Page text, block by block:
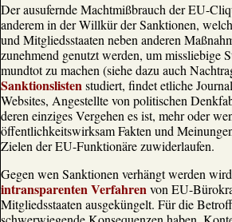
Der ausufernde Machtmißbrauch der EU-
anderem in der Willkür der Sanktionen,
und Mitgliedsstaaten neben anderen
zunehmend genutzt werden, um missliebige
mundtot zu machen (siehe dazu auch
Sanktionslistenstudiert, findet etliche
Websites, Angestellte von politischen
deren einziges Vergehen es ist, mehr oder
öffentlichkeitswirksam Fakten und
Zielen der EU-Funktionäre zuwiderlaufen.
Gegen wen Sanktionen verhängt werden
intransparenten Verfahrenvon EU-
Mitgliedsstaaten ausgeküngelt. Für die